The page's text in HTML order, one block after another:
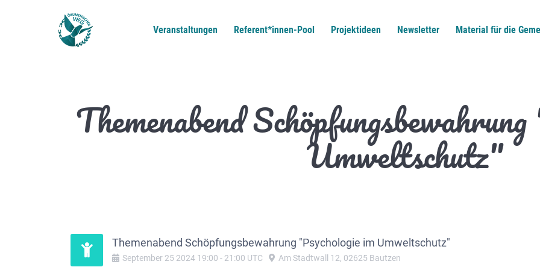
Veranstaltungen Referent*innen-Pool Projektideen Newsletter Material für die
Themenabend
Umweltschutz"
Themenabend Schöpfungsbewahrung "Psychologie im Umweltschutz"
September 25 2024 19:00 - 21:00 UTC Am Stadtwall 12, 02625 Bautzen